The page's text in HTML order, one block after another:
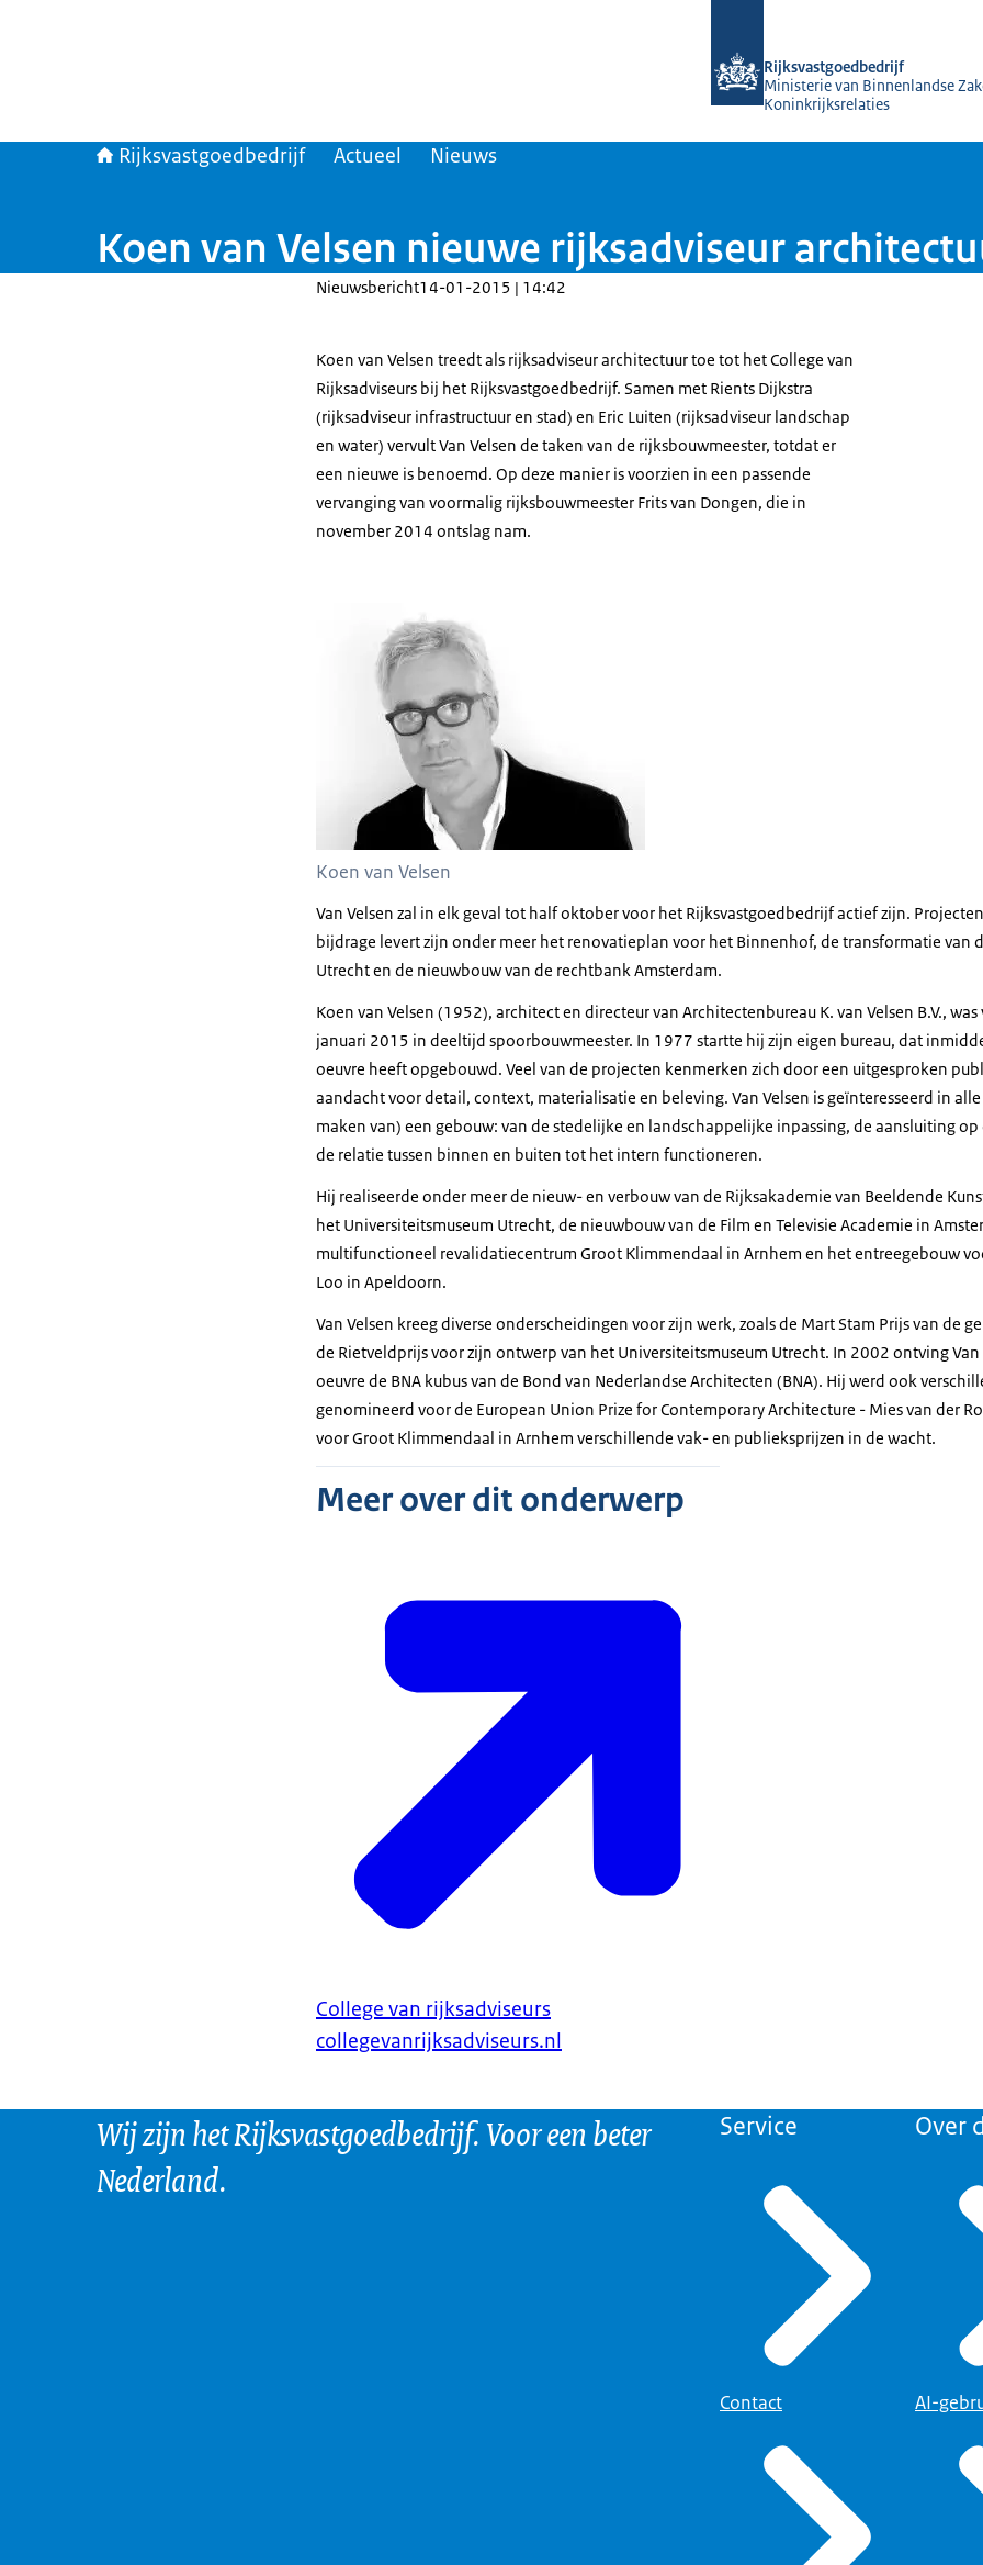
Rijksvastgoedbedrijf
Ministerie van Binnenlandse
Koninkrijksrelaties
Rijksvastgoedbedrijf Actueel Nieuws
Koen van Velsen nieuwe rijksadviseur
Nieuwsbericht14-01-2015 | 14:42
Koen van Velsen treedt als rijksadviseur architectuur toe tot het College van
Rijksadviseurs bij het Rijksvastgoedbedrijf. Samen met Rients Dijkstra
(rijksadviseur infrastructuur en stad) en Eric Luiten (rijksadviseur landschap
en water) vervult Van Velsen de taken van de rijksbouwmeester, totdat er
een nieuwe is benoemd. Op deze manier is voorzien in een passende
vervanging van voormalig rijksbouwmeester Frits van Dongen, die in
november 2014 ontslag nam.
Koen van Velsen
Van Velsen zal in elk geval tot half oktober voor het Rijksvastgoedbedrijf actief zijn.
bijdrage levert zijn onder meer het renovatieplan voor het Binnenhof, de transformatie van
Utrecht en de nieuwbouw van de rechtbank Amsterdam.
Koen van Velsen (1952), architect en directeur van Architectenbureau K. van Velsen B.V.,
januari 2015 in deeltijd spoorbouwmeester. In 1977 startte hij zijn eigen bureau, dat
oeuvre heeft opgebouwd. Veel van de projecten kenmerken zich door een uitgesproken
aandacht voor detail, context, materialisatie en beleving. Van Velsen is geïnteresseerd in
maken van) een gebouw: van de stedelijke en landschappelijke inpassing, de aansluiting
de relatie tussen binnen en buiten tot het intern functioneren.
Hij realiseerde onder meer de nieuw- en verbouw van de Rijksakademie van Beeldende
het Universiteitsmuseum Utrecht, de nieuwbouw van de Film en Televisie Academie in
multifunctioneel revalidatiecentrum Groot Klimmendaal in Arnhem en het entreegebouw
Loo in Apeldoorn.
Van Velsen kreeg diverse onderscheidingen voor zijn werk, zoals de Mart Stam Prijs van de
de Rietveldprijs voor zijn ontwerp van het Universiteitsmuseum Utrecht. In 2002 ontving
oeuvre de BNA kubus van de Bond van Nederlandse Architecten (BNA). Hij werd ook
genomineerd voor de European Union Prize for Contemporary Architecture - Mies van der
voor Groot Klimmendaal in Arnhem verschillende vak- en publieksprijzen in de wacht.
Meer over dit onderwerp
College van rijksadviseurs
collegevanrijksadviseurs.nl
Wij zijn het Rijksvastgoedbedrijf. Voor een beter
Nederland.
Service
Contact
Over
AI-